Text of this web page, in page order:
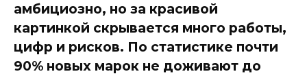
амбициозно, но за красивой
картинкой скрывается много работы,
цифр и рисков. По статистике почти
90% новых марок не доживают до